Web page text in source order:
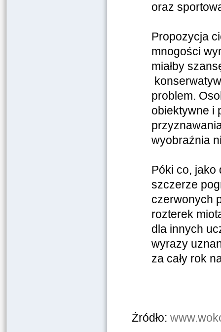
oraz
Propozycja
mnogości
miałby
problem.
obiektywne i
wyobraźnia
Póki co, jako
szczerze
czerwonych
rozterek
dla innych
wyrazy
za cały rok
Źródło: